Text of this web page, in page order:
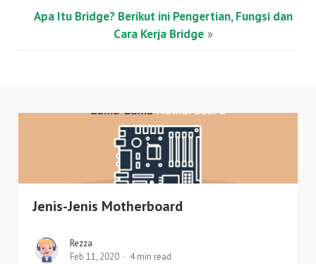
Apa Itu Bridge? Berikut ini Pengertian, Fungsi dan
Cara Kerja Bridge »
Jenis-Jenis Motherboard
Rezza
Feb 11, 2020
4 min read